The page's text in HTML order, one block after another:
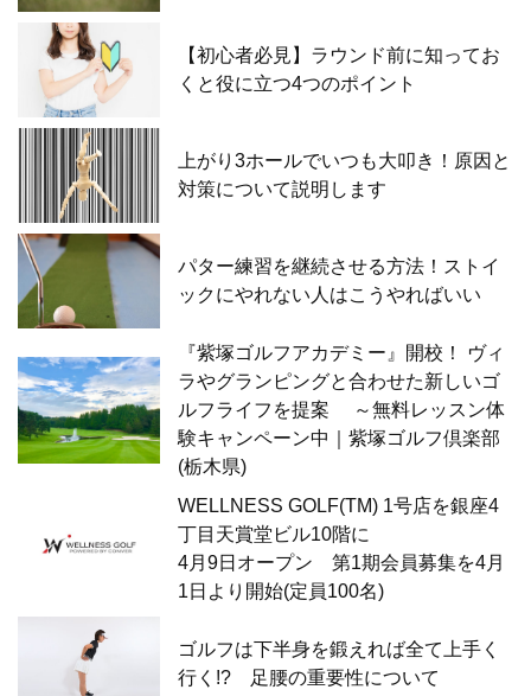
【初心者必見】ラウンド前に知ってお
くと役に立つ4つのポイント
上がり3ホールでいつも大叩き！原因と
対策について説明します
パター練習を継続させる方法！ストイ
ックにやれない人はこうやればいい
『紫塚ゴルフアカデミー』開校！ ヴィ
ラやグランピングと合わせた新しいゴ
ルフライフを提案 ～無料レッスン体
験キャンペーン中｜紫塚ゴルフ倶楽部
(栃木県)
WELLNESS GOLF(TM) 1号店を銀座4
丁目天賞堂ビル10階に
4月9日オープン 第1期会員募集を4月
1日より開始(定員100名)
ゴルフは下半身を鍛えれば全て上手く
行く!? 足腰の重要性について